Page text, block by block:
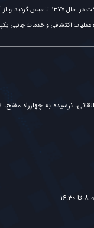
شناخته می شود. این شرکت در
اکتشافی و خدمات جانبی
نرسیده به چهارراه مفتح،